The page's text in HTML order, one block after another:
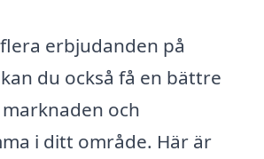
erbjudanden på
du också få en bättre
och
i ditt område. Här är